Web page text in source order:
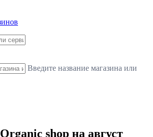
Введите название магазина или
shop на август